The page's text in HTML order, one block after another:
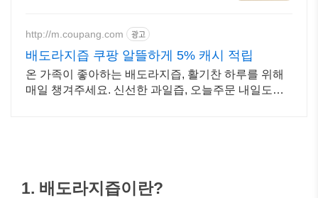
http://m.coupang.com 광고
배도라지즙 쿠팡 알뜰하게 5% 캐시 적립
온 가족이 좋아하는 배도라지즙, 활기찬 하루를 위해
매일 챙겨주세요. 신선한 과일즙, 오늘주문 내일도착
1. 배도라지즙이란?